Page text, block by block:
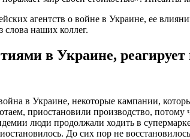
агентств о войне в Украине, ее
слова наших коллег.
в Украине,
в Украине, некоторые кампании,
приостановили производство,
люди продолжали ходить в
До сих пор не